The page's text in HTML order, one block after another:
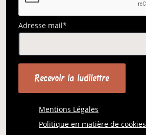
Adresse mail*
Mentions Légales
Politique en matière de cookies